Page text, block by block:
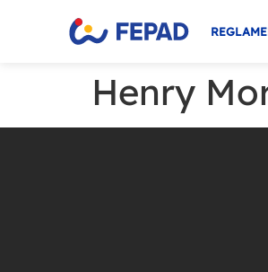
Henry